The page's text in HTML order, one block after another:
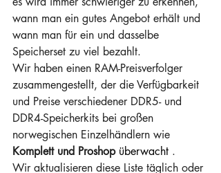
wann man ein gutes Angebot erhält und
wann man für ein und dasselbe
Speicherset zu viel bezahlt.
Wir haben einen RAM-Preisverfolger
zusammengestellt, der die Verfügbarkeit
und Preise verschiedener DDR5- und
DDR4-Speicherkits bei großen
norwegischen Einzelhändlern wie
Komplett und Proshop überwacht .
Wir aktualisieren diese Liste täglich oder